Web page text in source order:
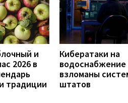
и
2026 в
традиции
Кибератаки на
взломаны
штатов